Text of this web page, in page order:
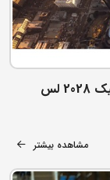
اتحادیه جهانی کشتی فرآیند کسب سهمیه المپیک 2028 لس
مشاهده بیشتر